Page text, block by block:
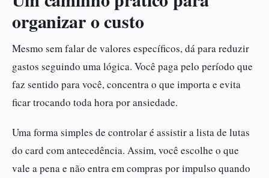
organizar o custo
Mesmo sem falar de valores específicos, dá para reduzir
gastos seguindo uma lógica. Você paga pelo período que
faz sentido para você, concentra o que importa e evita
ficar trocando toda hora por ansiedade.
Uma forma simples de controlar é assistir a lista de lutas
do card com antecedência. Assim, você escolhe o que
vale a pena e não entra em compras por impulso quando